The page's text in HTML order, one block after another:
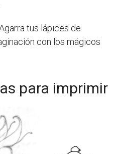
tus lápices de
con los mágicos
para imprimir